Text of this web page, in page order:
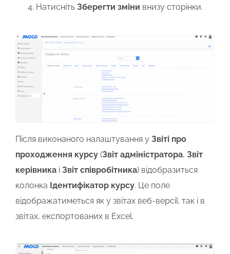
Натисніть Зберегти зміни внизу сторінки.
Після виконаного налаштування у Звіті про
проходження курсу (Звіт адміністратора, Звіт
керівника і Звіт співробітника) відобразиться
колонка Ідентифікатор курсу. Це поле
відображатиметься як у звітах веб-версії, так і в
звітах, експортованих в Excel.